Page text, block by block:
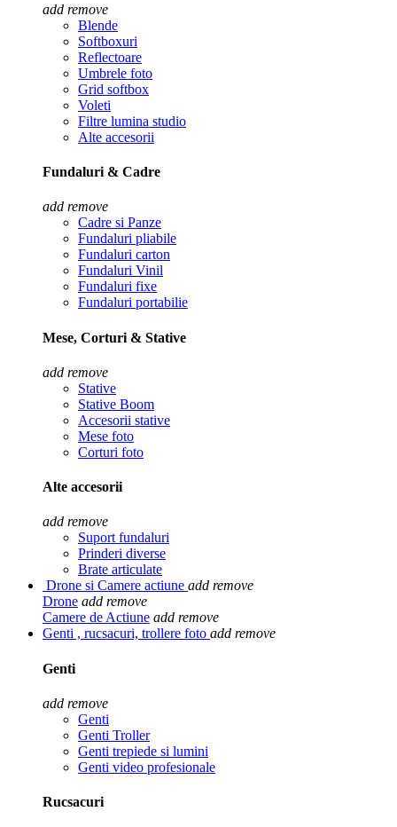
add remove
Blende
Softboxuri
Reflectoare
Umbrele foto
Grid softbox
Voleti
Filtre lumina studio
Alte accesorii
Fundaluri & Cadre
add remove
Cadre si Panze
Fundaluri pliabile
Fundaluri carton
Fundaluri Vinil
Fundaluri fixe
Fundaluri portabilie
Mese, Corturi & Stative
add remove
Stative
Stative Boom
Accesorii stative
Mese foto
Corturi foto
Alte accesorii
add remove
Suport fundaluri
Prinderi diverse
Brate articulate
Drone si Camere actiune add remove
Drone add remove
Camere de Actiune add remove
Genti , rucsacuri, trollere foto add remove
Genti
add remove
Genti
Genti Troller
Genti trepiede si lumini
Genti video profesionale
Rucsacuri